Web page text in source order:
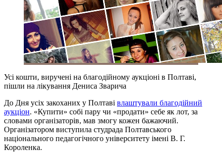
Усі кошти, виручені на благодійному аукціоні в Полтаві,
пішли на лікування Дениса Зварича
До Дня усіх закоханих у Полтаві влаштували благодійний
аукціон. «Купити» собі пару чи «продати» себе як лот, за
словами організаторів, мав змогу кожен бажаючий.
Організатором виступила студрада Полтавського
національного педагогічного університету імені В. Г.
Короленка.